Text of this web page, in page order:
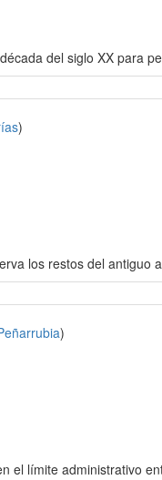
del siglo XX para
)
los restos del antiguo
)
el límite administrativo